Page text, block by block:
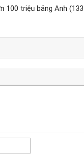
100 triệu bảng Anh